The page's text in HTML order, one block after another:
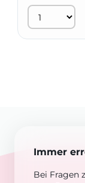
Immer
Bei Fragen